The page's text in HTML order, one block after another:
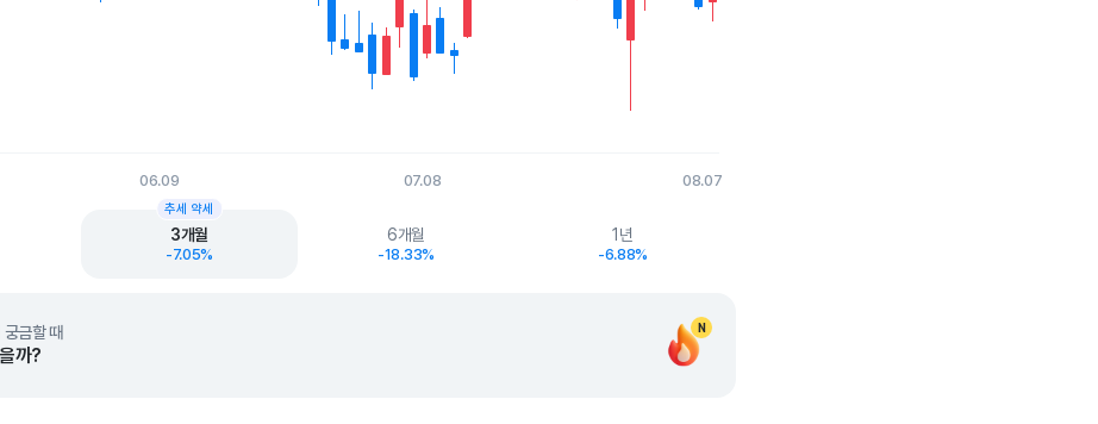
06.09 07.08 08.07
3개월
-7.05%
추세 약세
6개월
-18.33%
1년
-6.88%
N
금할 때
까?